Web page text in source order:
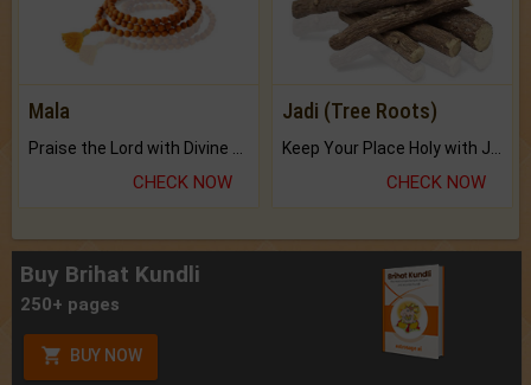
Mala
Praise the Lord with Divine Energies of Mala.
CHECK NOW
Jadi (Tree Roots)
Keep Your Place Holy with Jadi.
CHECK NOW
Buy Brihat Kundli
250+ pages
BUY NOW